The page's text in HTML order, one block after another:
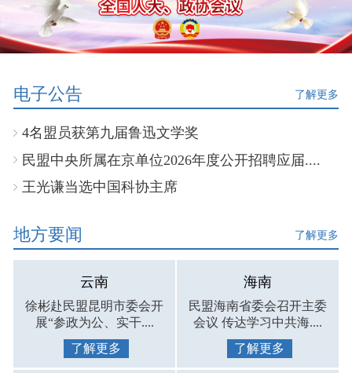
电子公告 了解更多
4名盟员获第九届鲁迅文学奖
民盟中央所属在京单位2026年度公开招聘应届....
王光谦当选中国科协主席
地方要闻 了解更多
云南
徐彬赴民盟昆明市委会开
展“参政为公、实干....
了解更多
海南
民盟海南省委会召开主委
会议 传达学习中共海....
了解更多